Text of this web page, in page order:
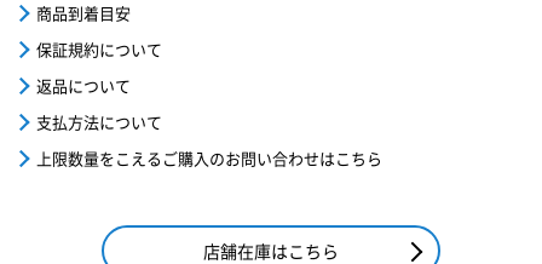
商品到着目安
保証規約について
返品について
支払方法について
上限数量をこえるご購入のお問い合わせはこちら
店舗在庫はこちら